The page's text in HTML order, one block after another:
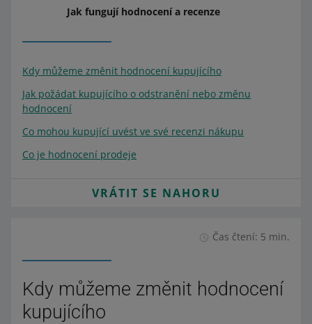
Jak fungují hodnocení a recenze
Kdy můžeme změnit hodnocení kupujícího
Jak požádat kupujícího o odstranění nebo změnu
hodnocení
Co mohou kupující uvést ve své recenzi nákupu
Co je hodnocení prodeje
VRÁTIT SE NAHORU
Čas čtení: 5 min.
Kdy můžeme změnit hodnocení
kupujícího